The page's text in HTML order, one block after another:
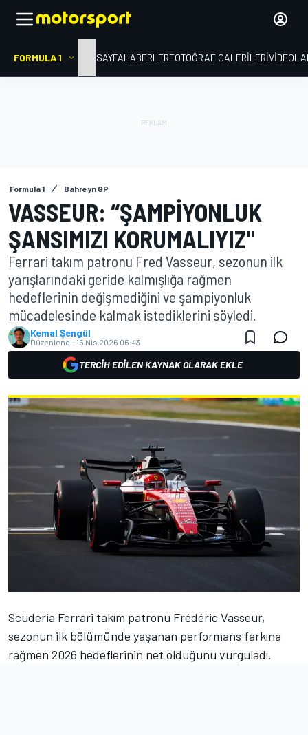
FORMULA 1 ANA SAYFAHABERLERFOTOĞRAF GALERILERI
Formula 1 Bahreyn GP
VASSEUR: “ŞAMPIYONLUK
ŞANSIMIZI KORUMALIYIZ"
Ferrari takım patronu Fred Vasseur, sezonun ilk
yarışlarındaki geride kalmışlığa rağmen
hedeflerinin değişmediğini ve şampiyonluk
mücadelesinde kalmak istediklerini söyledi.
Kemal Şengül
Düzenlendi: 15 Nis 2026 06:43
TERCIH EDILEN KAYNAK OLARAK EKLE
Scuderia Ferrari takım patronu Frédéric Vasseur,
sezonun ilk bölümünde yaşanan performans farkına
rağmen 2026 hedeflerinin net olduğunu vurguladı.